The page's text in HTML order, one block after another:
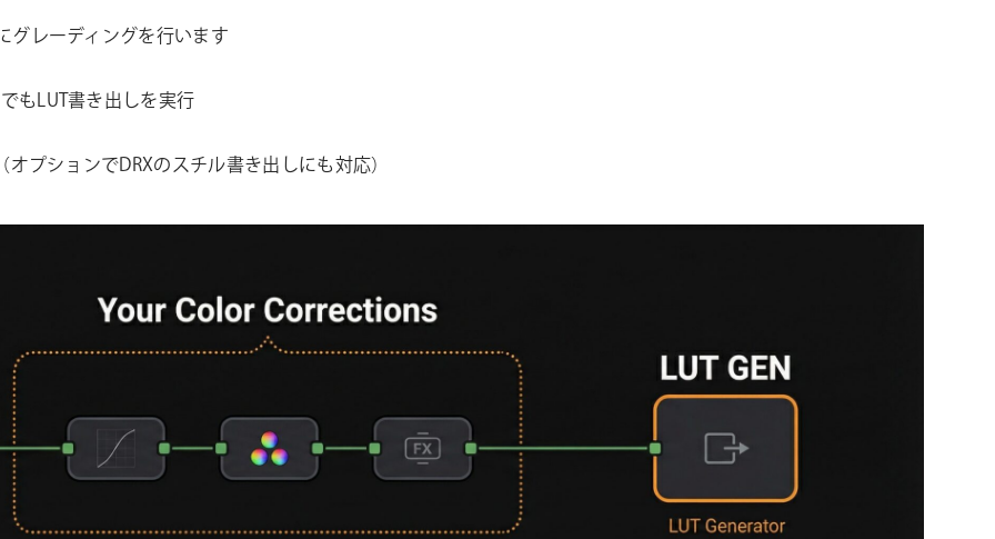
グレーディングを行います
もLUT書き出しを実行
プションでDRXのスチル書き出しにも対応）